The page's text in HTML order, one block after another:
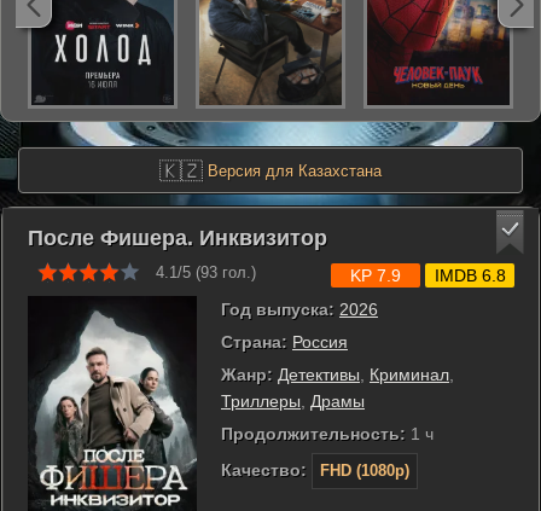
🇰🇿 Версия для Казахстана
После Фишера. Инквизитор
4.1/5 (93 гол.)
Год выпуска: 2026
Страна: Россия
Жанр: Детективы Криминал
Триллеры
Драмы
Продолжительность: 1 ч
Качество:
FHD (1080p)
KP 7.9 IMDB 6.8